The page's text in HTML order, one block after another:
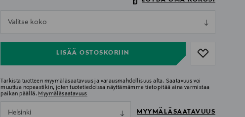
Valitse koko
LISÄÄ OSTOSKORIIN
Tarkista tuotteen myymäläsaatavuus ja varausmahdollisuus alta. Saatavuus voi
muuttua nopeastikin, joten tuotetiedoissa näyttämämme tieto pitää aina varmistaa
paikan päällä. Myymäläsaatavuus
Helsinki MYYMÄLÄSAATAVUUS